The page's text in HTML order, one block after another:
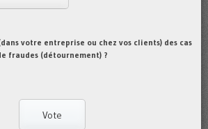
votre entreprise ou chez vos clients) des cas
fraudes (détournement) ?